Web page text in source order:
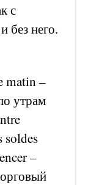
с
без него.
matin –
утрам
soldes
–